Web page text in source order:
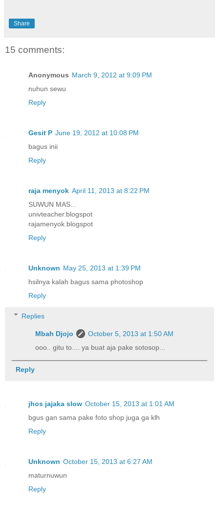
Share
15 comments:
Anonymous March 9, 2012 at 9:09 PM
nuhun sewu
Reply
Gesit P June 19, 2012 at 10:08 PM
bagus inii
Reply
raja menyok April 11, 2013 at 8:22 PM
SUWUN MAS...
univteacher.blogspot
rajamenyok.blogspot
Reply
Unknown May 25, 2013 at 1:39 PM
hsilnya kalah bagus sama photoshop
Reply
Replies
Mbah Djojo
October 5, 2013 at 1:50 AM
ooo.. gitu to.... ya buat aja pake sotosop...
Reply
jhos jajaka slow October 15, 2013 at 1:01 AM
bgus gan sama pake foto shop juga ga klh
Reply
Unknown October 15, 2013 at 6:27 AM
maturnuwun
Reply